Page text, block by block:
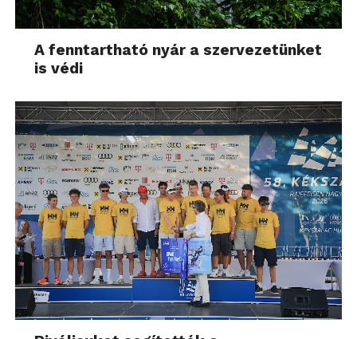
A fenntartható nyár a szervezetünket
is védi